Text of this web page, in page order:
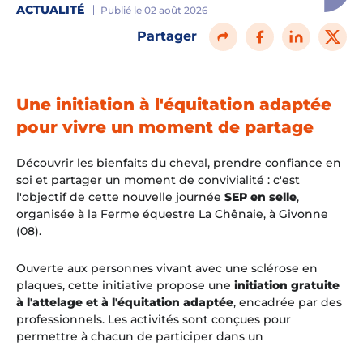
ACTUALITÉ Publié le 02 août 2026
Partager
Une initiation à l'équitation adaptée
pour vivre un moment de partage
Découvrir les bienfaits du cheval, prendre confiance en
soi et partager un moment de convivialité : c'est
l'objectif de cette nouvelle journée SEP en selle,
organisée à la Ferme équestre La Chênaie, à Givonne
(08).
Ouverte aux personnes vivant avec une sclérose en
plaques, cette initiative propose une initiation gratuite
à l'attelage et à l'équitation adaptée, encadrée par des
professionnels. Les activités sont conçues pour
permettre à chacun de participer dans un